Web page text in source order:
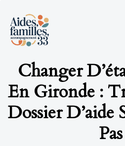
Changer
En Gironde :
Dossier D’aide
Pas